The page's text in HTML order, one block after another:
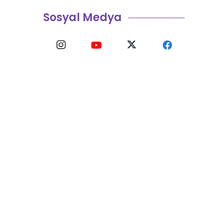
Sosyal Medya